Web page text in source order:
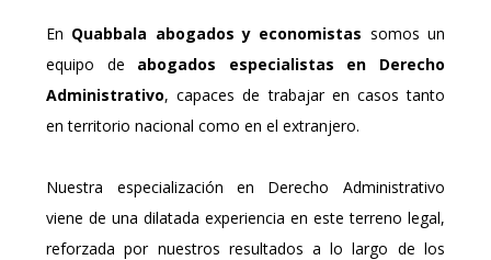
En Quabbala abogados y economistas somos un
equipo de abogados especialistas en Derecho
Administrativo, capaces de trabajar en casos tanto
en territorio nacional como en el extranjero.
Nuestra especialización en Derecho Administrativo
viene de una dilatada experiencia en este terreno legal,
reforzada por nuestros resultados a lo largo de los